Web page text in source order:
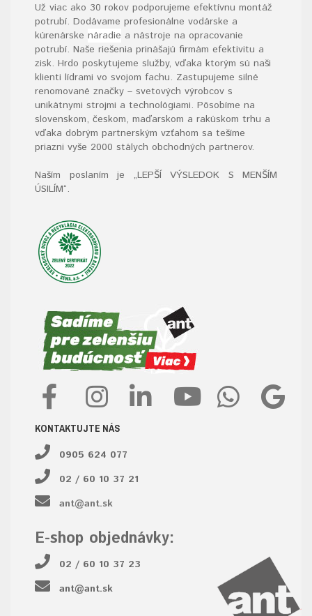
Už viac ako 30 rokov podporujeme efektívnu montáž
potrubí. Dodávame profesionálne vodárske a
kúrenárske náradie a nástroje na opracovanie
potrubí. Naše riešenia prinášajú firmám efektivitu a
zisk. Hrdo poskytujeme služby, vďaka ktorým sú naši
klienti lídrami vo svojom fachu. Zastupujeme silné
renomované značky – svetových výrobcov s
unikátnymi strojmi a technológiami. Pôsobíme na
slovenskom, českom, maďarskom a rakúskom trhu a
vďaka dobrým partnerským vzťahom sa tešíme
priazni vyše 2000 stálych obchodných partnerov.
Naším poslaním je „LEPŠÍ VÝSLEDOK S MENŠÍM
ÚSILÍM“.
KONTAKTUJTE NÁS
0905 624 077
02 / 60 10 37 21
ant@ant.sk
E-shop objednávky:
02 / 60 10 37 23
ant@ant.sk